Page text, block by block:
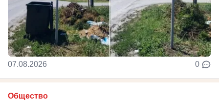
07.08.2026 0
Общество